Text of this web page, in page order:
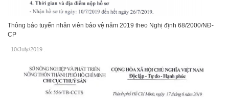
Thông báo tuyển nhân viên bảo vệ năm 2019 theo Nghị định 68/2000/NĐ-
CP
10/July/2019